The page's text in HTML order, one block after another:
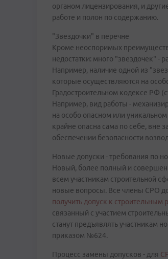
органом лицензирования, и
работе и полон по содержанию.
"Звездочки" в перечне
Кроме неоспоримых
недостатки: много "звездочек" -
Например, наличие одной из
которые осуществляются на
Градостроительном кодексе РФ
Например, вид работы -
на особо опасном или
крайне опасна сама по себе, вне
обеспечении безопасности
Новые допуски - требования по
Новый, более полный и
всем участникам строительной
новые вопросы. Все члены СРО
получить допуск к строительным
связанный с участием
станут предъявлять участникам
приказом №624.
Процесс замены допусков - для